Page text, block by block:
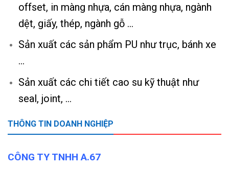
offset, in màng nhựa, cán màng nhựa, ngành
dệt, giấy, thép, ngành gỗ …
Sản xuất các sản phẩm PU như trục, bánh xe
…
Sản xuất các chi tiết cao su kỹ thuật như
seal, joint, …
THÔNG TIN DOANH NGHIỆP
CÔNG TY TNHH A.67